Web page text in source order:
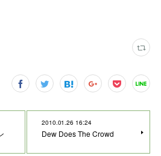
2010.01.26 16:24
Dew Does The Crowd